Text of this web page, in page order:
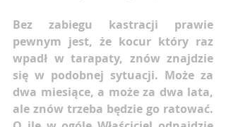
Bez zabiegu kastracji prawie
pewnym jest, że kocur który raz
wpadł w tarapaty, znów znajdzie
się w podobnej sytuacji. Może za
dwa miesiące, a może za dwa lata,
ale znów trzeba będzie go ratować.